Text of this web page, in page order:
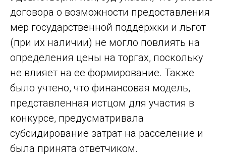
договора о возможности предоставления
мер государственной поддержки и льгот
(при их наличии) не могло повлиять на
определения цены на торгах, поскольку
не влияет на ее формирование. Также
было учтено, что финансовая модель,
представленная истцом для участия в
конкурсе, предусматривала
субсидирование затрат на расселение и
была принята ответчиком.